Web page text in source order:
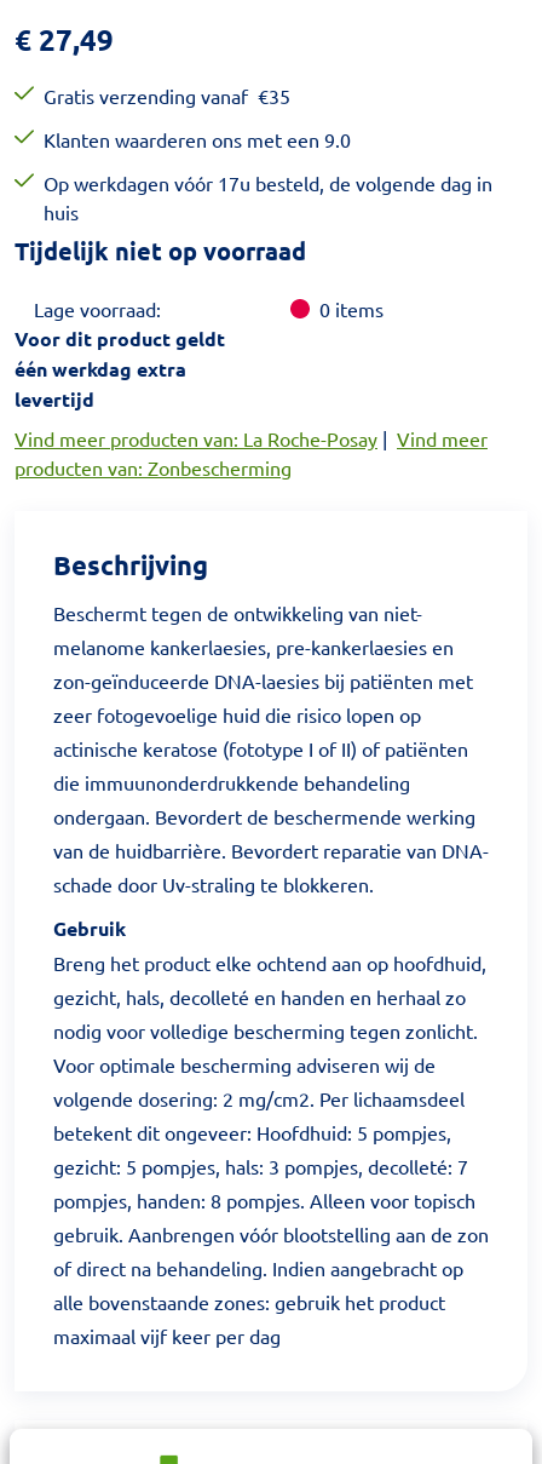
€ 27,49
Gratis verzending vanaf €35
Klanten waarderen ons met een 9.0
Op werkdagen vóór 17u besteld, de volgende dag in
huis
Tijdelijk niet op voorraad
Lage voorraad: 0 items
Voor dit product geldt
één werkdag extra
levertijd
Vind meer producten van: La Roche-Posay | Vind meer
producten van: Zonbescherming
Beschrijving
Beschermt tegen de ontwikkeling van niet-
melanome kankerlaesies, pre-kankerlaesies en
zon-geïnduceerde DNA-laesies bij patiënten met
zeer fotogevoelige huid die risico lopen op
actinische keratose (fototype I of II) of patiënten
die immuunonderdrukkende behandeling
ondergaan. Bevordert de beschermende werking
van de huidbarrière. Bevordert reparatie van DNA-
schade door Uv-straling te blokkeren.
Gebruik
Breng het product elke ochtend aan op hoofdhuid,
gezicht, hals, decolleté en handen en herhaal zo
nodig voor volledige bescherming tegen zonlicht.
Voor optimale bescherming adviseren wij de
volgende dosering: 2 mg/cm2. Per lichaamsdeel
betekent dit ongeveer: Hoofdhuid: 5 pompjes,
gezicht: 5 pompjes, hals: 3 pompjes, decolleté: 7
pompjes, handen: 8 pompjes. Alleen voor topisch
gebruik. Aanbrengen vóór blootstelling aan de zon
of direct na behandeling. Indien aangebracht op
alle bovenstaande zones: gebruik het product
maximaal vijf keer per dag